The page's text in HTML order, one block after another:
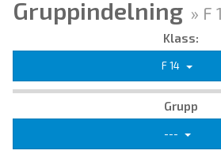
Gruppindelning » F
Klass:
F 14
Grupp
---